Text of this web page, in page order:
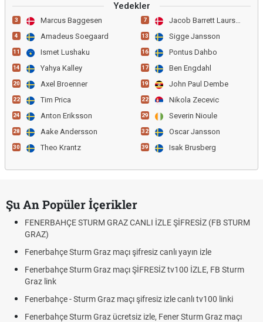
Yedekler
3 Marcus Baggesen
4 Amadeus Soegaard
11 Ismet Lushaku
14 Yahya Kalley
20 Axel Broenner
22 Tim Prica
24 Anton Eriksson
28 Aake Andersson
30 Theo Krantz
7 Jacob Barrett Laursen
13 Sigge Jansson
16 Pontus Dahbo
17 Ben Engdahl
19 John Paul Dembe
22 Nikola Zecevic
29 Severin Nioule
32 Oscar Jansson
39 Isak Brusberg
Şu An Popüler İçerikler
FENERBAHÇE STURM GRAZ CANLI İZLE ŞİFRESİZ (FB STURM
GRAZ)
Fenerbahçe Sturm Graz maçı şifresiz canlı yayın izle
Fenerbahçe Sturm Graz maçı ŞİFRESİZ tv100 İZLE, FB Sturm
Graz link
Fenerbahçe - Sturm Graz maçı şifresiz izle canlı tv100 linki
Fenerbahçe Sturm Graz ücretsiz izle, Fener Sturm Graz maçı